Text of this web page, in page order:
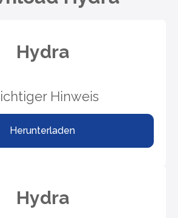
Hydra
Hinweis
Herunterladen
Hydra